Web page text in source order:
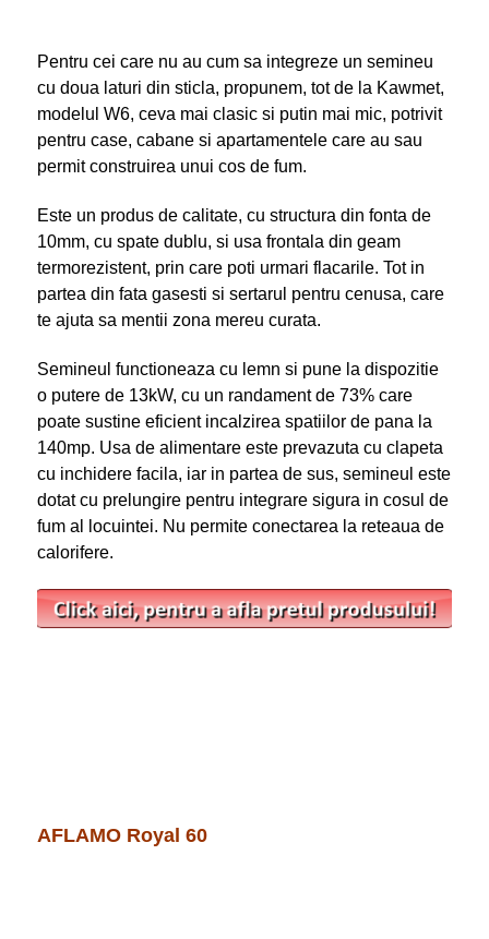
Pentru cei care nu au cum sa integreze un semineu
cu doua laturi din sticla, propunem, tot de la Kawmet,
modelul W6, ceva mai clasic si putin mai mic, potrivit
pentru case, cabane si apartamentele care au sau
permit construirea unui cos de fum.
Este un produs de calitate, cu structura din fonta de
10mm, cu spate dublu, si usa frontala din geam
termorezistent, prin care poti urmari flacarile. Tot in
partea din fata gasesti si sertarul pentru cenusa, care
te ajuta sa mentii zona mereu curata.
Semineul functioneaza cu lemn si pune la dispozitie
o putere de 13kW, cu un randament de 73% care
poate sustine eficient incalzirea spatiilor de pana la
140mp. Usa de alimentare este prevazuta cu clapeta
cu inchidere facila, iar in partea de sus, semineul este
dotat cu prelungire pentru integrare sigura in cosul de
fum al locuintei. Nu permite conectarea la reteaua de
calorifere.
AFLAMO Royal 60